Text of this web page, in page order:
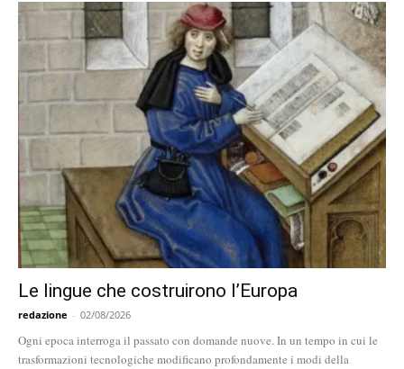
Le lingue che costruirono l’Europa
redazione - 02/08/2026
Ogni epoca interroga il passato con domande nuove. In un tempo in cui le
trasformazioni tecnologiche modificano profondamente i modi della